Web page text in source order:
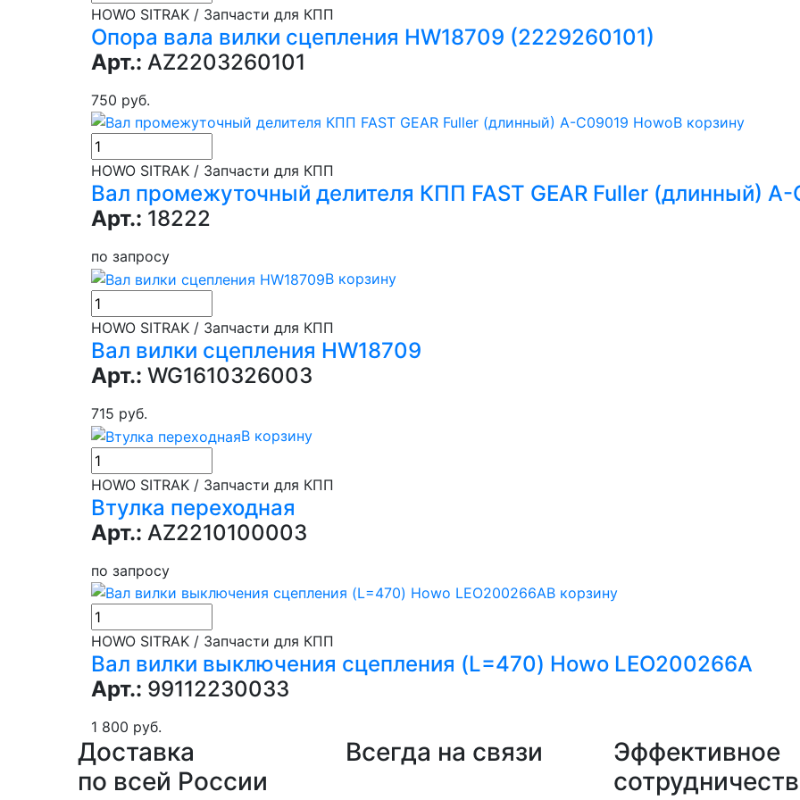
HOWO SITRAK / Запчасти для КПП
Опора вала вилки сцепления HW18709 (2229260101)
Арт.: AZ2203260101
750 руб.
В корзину
HOWO SITRAK / Запчасти для КПП
Вал промежуточный делителя КПП FAST GEAR Fuller (длинный)
Арт.: 18222
по запросу
В корзину
HOWO SITRAK / Запчасти для КПП
Вал вилки сцепления HW18709
Арт.: WG1610326003
715 руб.
В корзину
HOWO SITRAK / Запчасти для КПП
Втулка переходная
Арт.: AZ2210100003
по запросу
В корзину
HOWO SITRAK / Запчасти для КПП
Вал вилки выключения сцепления (L=470) Howo LEO200266A
Арт.: 99112230033
1 800 руб.
Доставка
по всей России
Всегда на связи
Эффективное